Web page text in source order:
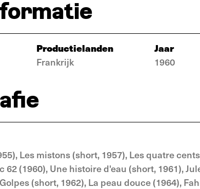
Productielanden
Frankrijk
Jaar
1960
Les mistons (short, 1957), Les quatre
62 (1960), Une histoire d'eau (short, 1961),
(short, 1962), La peau douce (1964),